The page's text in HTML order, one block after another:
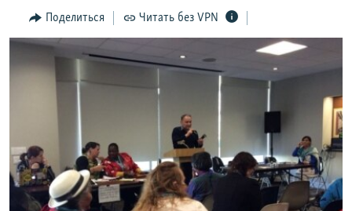
ВернутсяИНТЕРАКТИВ
ИНФОГРАФИКА
ТЕЛЕПРОЕКТ КРЫМ.РЕАЛИИ
СОВЕТЫ ПРАВОЗАЩИТНИКОВ
ПОБЕДИТЕЛЕЙ НЕ СУДЯТ?
КРЫМ.НЕПОКОРЕННЫЙ
РАДІО СВОБОДА
КАК ОБОЙТИ БЛОКИРОВКУ
Українською
ПРИСОЕДИНЯЙТЕСЬ!
Поделиться Читать без VPN